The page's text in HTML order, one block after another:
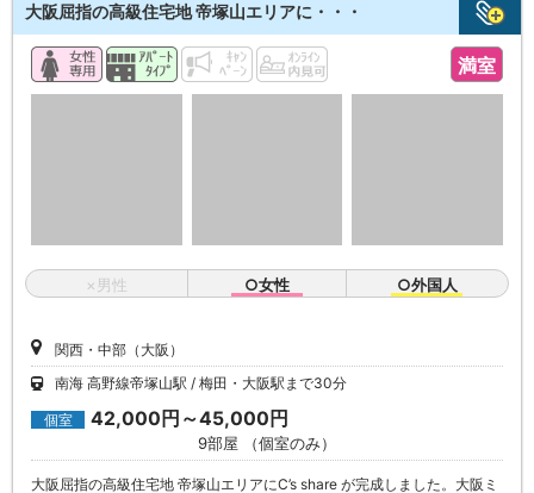
大阪屈指の高級住宅地 帝塚山エリアに・・・
満室
×男性 ○女性 ○外国人
関西・中部（大阪）
南海 高野線帝塚山駅
梅田・大阪駅まで30分
個室 42,000円～45,000円
9部屋 （個室のみ）
大阪屈指の高級住宅地 帝塚山エリアにC’s share が完成しました。大阪ミ